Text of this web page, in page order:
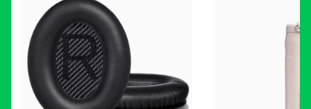
Fiskeonline har også prøvd Monkey Fry med meget
godt resultat og vi kan på det sterkeste anbefale dette
agnet for å lykkes i fisket ditt.
Monkey Fry har en størrelse på 7cm og kommer i en
pakke med 16 stk.